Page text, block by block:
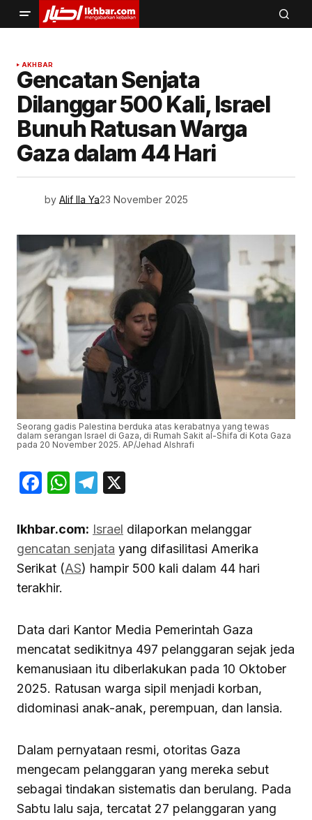
AKHBAR
Gencatan Senjata
Dilanggar 500 Kali, Israel
Bunuh Ratusan Warga
Gaza dalam 44 Hari
by Alif Ila Ya23 November 2025
Seorang gadis Palestina berduka atas kerabatnya yang tewas
dalam serangan Israel di Gaza, di Rumah Sakit al-Shifa di Kota Gaza
pada 20 November 2025. AP/Jehad Alshrafi
Facebook
WhatsApp
Telegram
Ikhbar.com: Israel dilaporkan melanggar
gencatan senjata yang difasilitasi Amerika
Serikat (AS) hampir 500 kali dalam 44 hari
terakhir.
Data dari Kantor Media Pemerintah Gaza
mencatat sedikitnya 497 pelanggaran sejak jeda
kemanusiaan itu diberlakukan pada 10 Oktober
2025. Ratusan warga sipil menjadi korban,
didominasi anak-anak, perempuan, dan lansia.
Dalam pernyataan resmi, otoritas Gaza
mengecam pelanggaran yang mereka sebut
sebagai tindakan sistematis dan berulang. Pada
Sabtu lalu saja, tercatat 27 pelanggaran yang